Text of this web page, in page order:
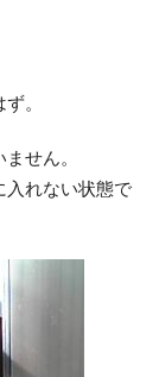
。
せん。
入れない状態で